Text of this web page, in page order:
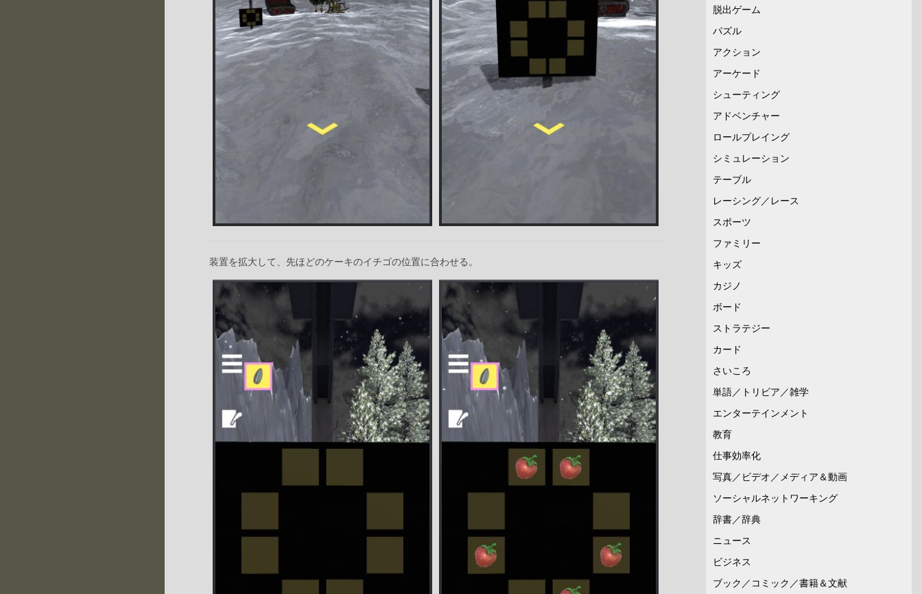
装置を拡大して、先ほどのケーキのイチゴの位置に合わせる。
脱出ゲーム
パズル
アクション
アーケード
シューティング
アドベンチャー
ロールプレイング
シミュレーション
テーブル
レーシング／レース
スポーツ
ファミリー
キッズ
カジノ
ボード
ストラテジー
カード
さいころ
単語／トリビア／雑学
エンターテインメント
教育
仕事効率化
写真／ビデオ／メディア＆動画
ソーシャルネットワーキング
辞書／辞典
ニュース
ビジネス
ブック／コミック／書籍＆文献